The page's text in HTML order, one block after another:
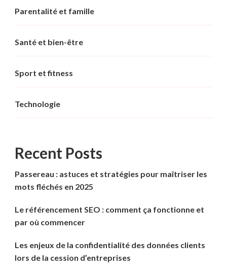
Parentalité et famille
Santé et bien-être
Sport et fitness
Technologie
Recent Posts
Passereau : astuces et stratégies pour maîtriser les
mots fléchés en 2025
Le référencement SEO : comment ça fonctionne et
par où commencer
Les enjeux de la confidentialité des données clients
lors de la cession d’entreprises